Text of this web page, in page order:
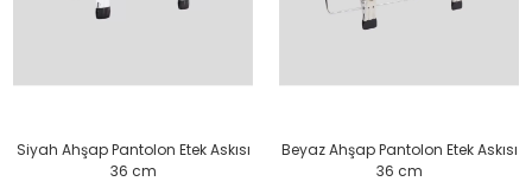
Siyah Ahşap Pantolon Etek Askısı
36 cm
Beyaz Ahşap Pantolon Etek Askısı
36 cm